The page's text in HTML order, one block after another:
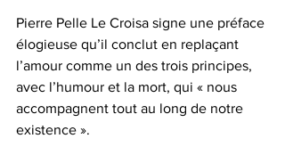
Pierre Pelle Le Croisa signe une préface
élogieuse qu’il conclut en replaçant
l’amour comme un des trois principes,
avec l’humour et la mort, qui « nous
accompagnent tout au long de notre
existence ».